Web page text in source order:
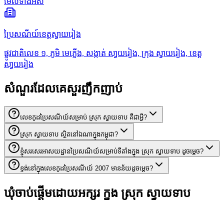
ប្រៃសណីយ៍ខេត្តស្វាយរៀង
ផ្លូវជាតិលេខ ១, ភូមិ មេភ្លើង, សង្កាត់ សា្វយរៀង, ក្រុង ស្វាយរៀង, ខេត្ត
សា្វយរៀង
សំណួរដែលគេសួរញឹកញាប់
លេខកូដប្រៃសណីយ៍សម្រាប់ ស្រុក ស្វាយទាប គឺជាអ្វី?
ស្រុក ស្វាយទាប ស្ថិតនៅឯណាក្នុងកម្ពុជា?
ខ្ញុំសរសេរអាសយដ្ឋានប្រៃសណីយ៍សម្រាប់ទីតាំងក្នុង ស្រុក ស្វាយទាប ដូចម្តេច?
ខ្ទង់នៅក្នុងលេខកូដប្រៃសណីយ៍ 2007 មានន័យដូចម្តេច?
ឃុំចាប់ផ្តើមដោយអក្សរ ក្នុង ស្រុក ស្វាយទាប